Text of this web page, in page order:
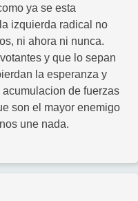
ya se esta
izquierda radical no
ni ahora ni nunca.
y que lo sepan
la esperanza y
de fuerzas
son el mayor enemigo
une nada.